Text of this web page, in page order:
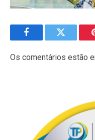
FacebookTwitter
Os comentários estão